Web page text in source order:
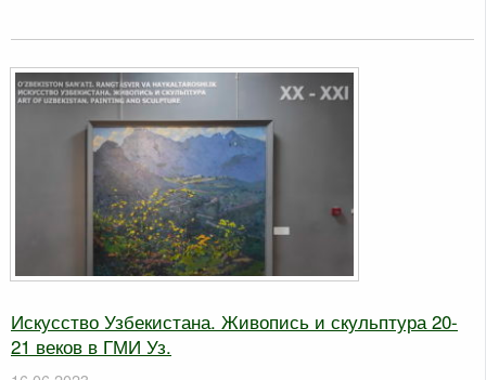
Искусство Узбекистана. Живопись и скульптура 20-
21 веков в ГМИ Уз.